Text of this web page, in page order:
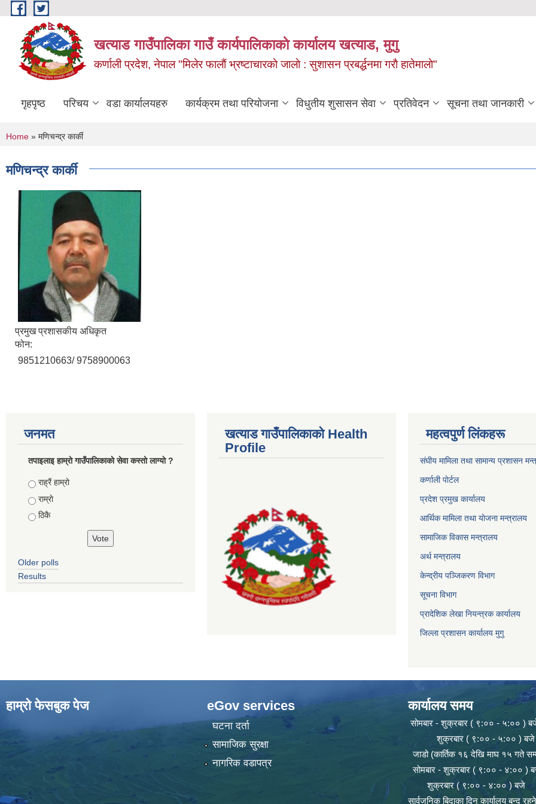
Skip to main content
खत्याड गाउँपालिका गाउँ कार्यपालिकाकाे कार्यालय खत्याड, मुगु
कर्णाली प्रदेश, नेपाल "मिलेर फालाैं भ्रष्टाचारकाे जालाे : सुशासन प्रबर्द्धनमा गराै‌ हातेमालाे"
गृहपृष्ठ परिचय वडा कार्यालयहरु कार्यक्रम तथा परियोजना विधुतीय शुसासन सेवा प्रतिवेदन सूचना तथा जानकारी
You are here
Home » मणिचन्द्र कार्की
मणिचन्द्र कार्की
प्रमुख प्रशासकीय अधिकृत
फोन:
9851210663/ 9758900063
जनमत
तपाइलाइ हाम्राे गाउँपालिकाकाे सेवा कस्ताे लाग्याे ?
Choices
राह्रैं हाम्राे
राम्राे
ठिकै
Older polls
Results
खत्याड गाउँपालिकाकाे Health
Profile
महत्वपुर्ण लिंकहरू
संघीय मामिला तथा सामान्य प्रशासन
कर्णाली पाेर्टल
प्रदेश प्रमुख कार्यालय
आर्थिक मामिला तथा याेजना मन्त्रालय
सामाजिक विकास मन्त्रालय
अर्थ मन्त्रालय
केन्द्रीय पञ्जिकरण विभाग
सूचना विभाग
प्रादेशिक लेखा नियन्त्रक कार्यालय
जिल्ला प्रशासन कार्यालय मुगु
हाम्राे फेसबुक पेज eGov services
घटना दर्ता
सामाजिक सुरक्षा
नागरिक वडापत्र
कार्यालय समय
सोमबार - शुक्रबार ( ९:०० - ५:०० )
शुक्रबार ( ९:०० - ५:०० ) बजे
जाडो (कार्तिक १६ देखि माघ १५ गते
सोमबार - शुक्रबार ( ९:०० - ४:०० )
शुक्रबार ( ९:०० - ४:०० ) बजे
सार्वजनिक बिदाका दिन कार्यालय बन्द